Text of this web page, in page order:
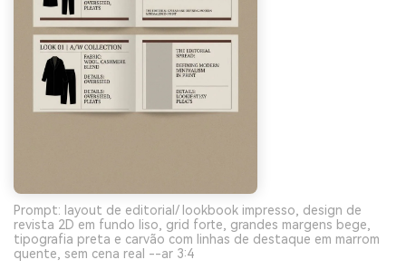
Prompt: layout de editorial/ lookbook impresso, design de
revista 2D em fundo liso, grid forte, grandes margens bege,
tipografia preta e carvão com linhas de destaque em marrom
quente, sem cena real --ar 3:4